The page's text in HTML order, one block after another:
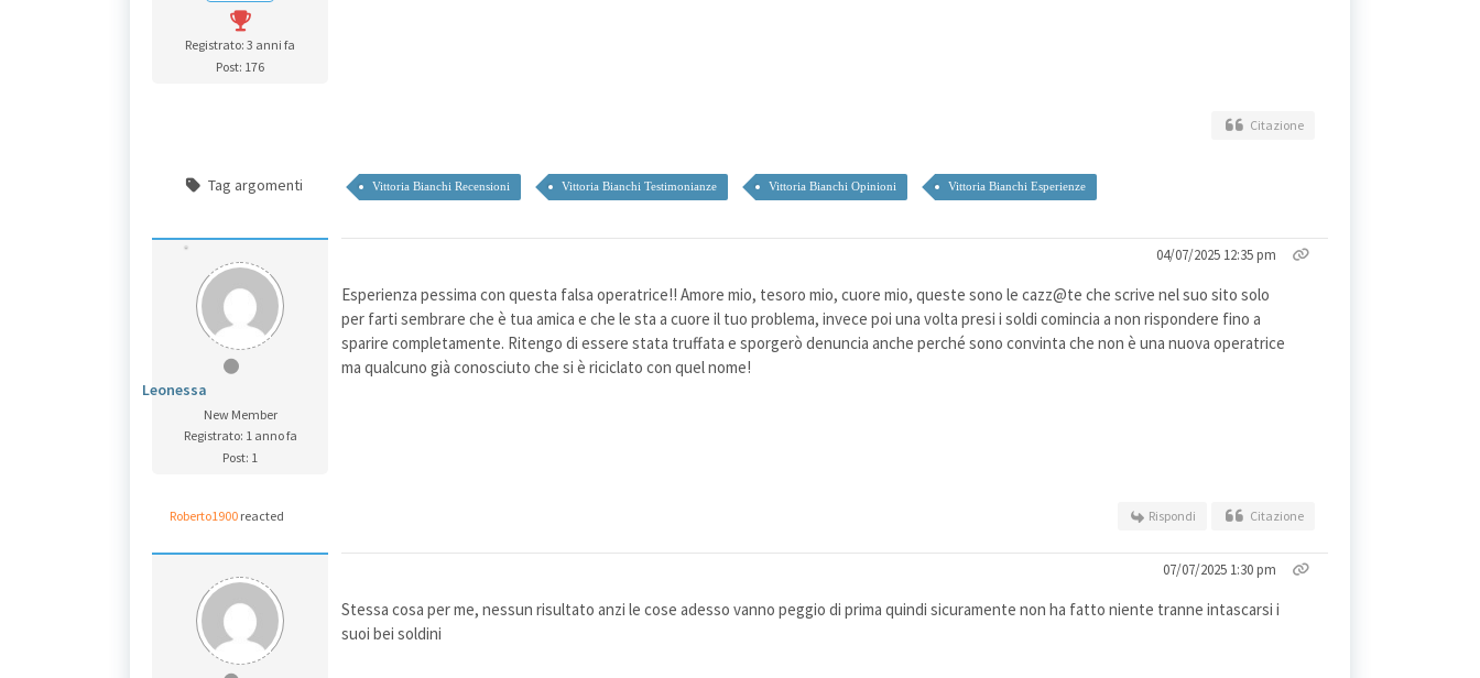
Registrato: 3 anni fa
Post: 176
Citazione
Tag argomenti Vittoria Bianchi Recensioni Vittoria Bianchi Testimonianze Vittoria Bianchi Opinioni Vittoria Bianchi Esperienze
Leonessa
New Member
Registrato: 1 anno fa
Post: 1
04/07/2025 12:35 pm
Esperienza pessima con questa falsa operatrice!! Amore mio, tesoro mio, cuore mio, queste sono le cazz@te che scrive nel suo sito solo
per farti sembrare che è tua amica e che le sta a cuore il tuo problema, invece poi una volta presi i soldi comincia a non rispondere fino a
sparire completamente. Ritengo di essere stata truffata e sporgerò denuncia anche perché sono convinta che non è una nuova operatrice
ma qualcuno già conosciuto che si è riciclato con quel nome!
Roberto1900 reacted Rispondi Citazione
07/07/2025 1:30 pm
Stessa cosa per me, nessun risultato anzi le cose adesso vanno peggio di prima quindi sicuramente non ha fatto niente tranne intascarsi i
suoi bei soldini